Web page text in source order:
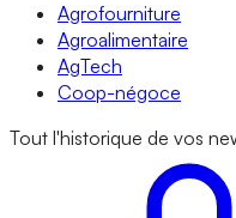
Agrofourniture
Agroalimentaire
AgTech
Coop-négoce
Tout l'historique de vos